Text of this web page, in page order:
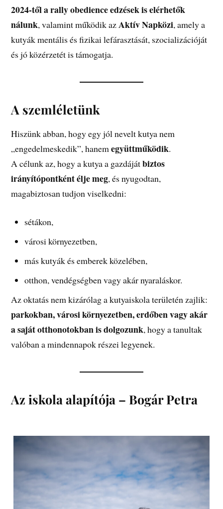
2024-től a rally obedience edzések is elérhetők
nálunk, valamint működik azAktív Napközi, amely a
kutyák mentális és fizikai lefárasztását, szocializációját
és jó közérzetét is támogatja.
A szemléletünk
Hiszünk abban, hogy egy jól nevelt kutya nem
„engedelmeskedik”, hanemegyüttműködik.
A célunk az, hogy a kutya a gazdájátbiztos
irányítópontként élje meg, és nyugodtan,
magabiztosan tudjon viselkedni:
sétákon,
városi környezetben,
más kutyák és emberek közelében,
otthon, vendégségben vagy akár nyaraláskor.
Az oktatás nem kizárólag a kutyaiskola területén zajlik:
parkokban, városi környezetben, erdőben vagy akár
a saját otthonotokban is dolgozunk, hogy a tanultak
valóban a mindennapok részei legyenek.
Az iskola alapítója – Bogár Petra